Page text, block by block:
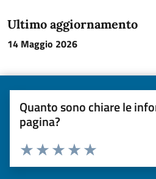
Ultimo aggiornamento
14 Maggio 2026
Quanto sono chiare le
pagina?
Valuta da 1 a 5 stelle la pagina
Valuta 5 stelle
Valuta 4 stelle su 5
Valuta 3 stelle su 5
Valuta 2 stelle su 5
Valuta una stella su 5